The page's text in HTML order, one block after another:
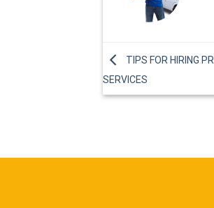
TIPS FOR HIRING
SERVICES